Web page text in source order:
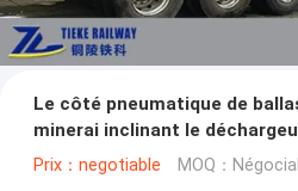
Le côté pneumatique de
minerai inclinant le
50 km/h
Prix：negotiable MOQ：